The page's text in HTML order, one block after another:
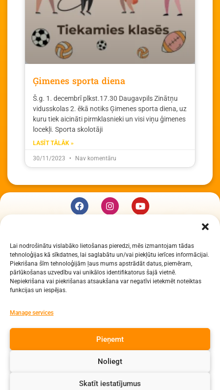
Lai nodrošinātu vislabāko lietošanas pieredzi, mēs izmantojam tādas
tehnoloģijas kā sīkdatnes, lai saglabātu un/vai piekļūtu ierīces informācijai.
Piekrišana šīm tehnoloģijām ļaus mums apstrādāt datus, piemēram,
pārlūkošanas uzvedību vai unikālos identifikatorus šajā vietnē.
Nepiekrišana vai piekrišanas atsaukšana var negatīvi ietekmēt noteiktas
funkcijas un iespējas.
Manage services
Pieņemt
Noliegt
Skatīt iestatījumus
Ģimenes sporta diena
Š.g. 1. decembrī plkst.17.30 Daugavpils Zinātņu
vidusskolas 2. ēkā notiks Ģimenes sporta diena, uz
kuru tiek aicināti pirmklasnieki un visi viņu ģimenes
locekļi. Sporta skolotāji
LASĪT TĀLĀK »
30/11/2023 Nav komentāru
Daugavpils Zinātņu vidusskola
Raiņa iela 30, Daugavpils, LV-5401
Reģ. Nr. 2713903513 (IZM)
Daugavpils valstspilsētas pašvaldība 90000077325
tālr. Direktors: 65423030,
Lietvedis: 65421923
Visas tiesības aizsargātas